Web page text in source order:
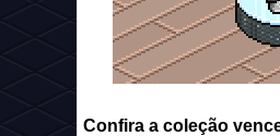
Confira a coleção